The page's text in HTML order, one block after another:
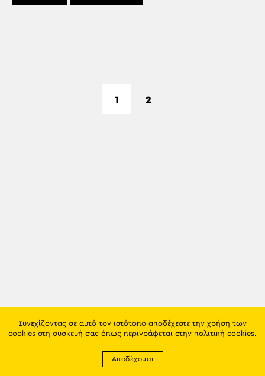
1 2
Συνεχίζοντας σε αυτό τον ιστότοπο αποδέχεστε την χρήση των
cookies στη συσκευή σας όπως περιγράφεται στην πολιτική cookies.
Αποδέχομαι